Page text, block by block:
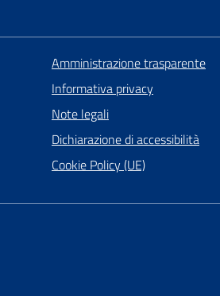
Amministrazione trasparente
Informativa privacy
Note legali
Dichiarazione di accessibilità
Cookie Policy (UE)